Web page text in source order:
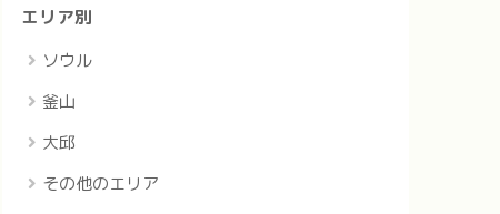
エリア別
ソウル
釜山
大邱
その他のエリア